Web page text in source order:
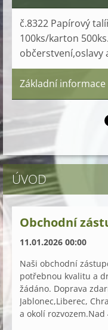
č.8322 Papírový
100ks/karton
občerstvení,oslavy
Základní informace
ÚVOD
Obchodní
11.01.2026 00:00
Naši obchodní
potřebnou kvalitu a
žádáno. Doprava
Jablonec,Liberec,
a okolí rozvozem.Nad